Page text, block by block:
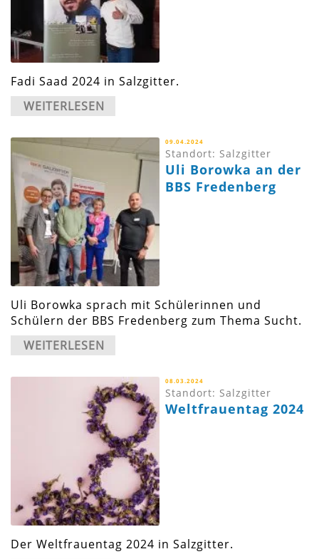
Fadi Saad 2024 in Salzgitter.
WEITERLESEN
09.04.2024
Standort: Salzgitter
Uli Borowka an der
BBS Fredenberg
Uli Borowka sprach mit Schülerinnen und
Schülern der BBS Fredenberg zum Thema Sucht.
WEITERLESEN
08.03.2024
Standort: Salzgitter
Weltfrauentag 2024
Der Weltfrauentag 2024 in Salzgitter.